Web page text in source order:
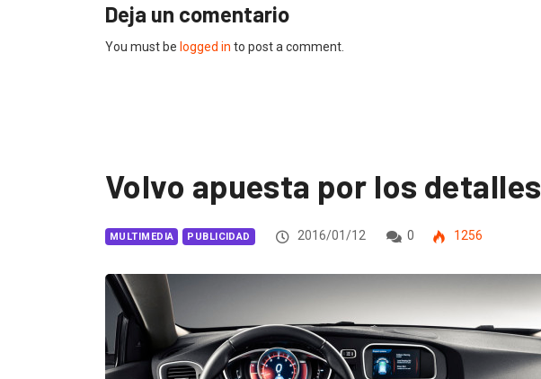
Deja un comentario
You must be logged in to post a comment.
Volvo apuesta por los detalles
MULTIMEDIA PUBLICIDAD 2016/01/12 0 1256